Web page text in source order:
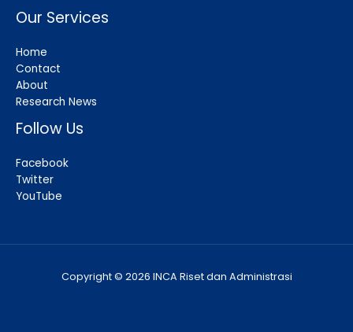
Our Services
Home
Contact
About
Research News
Follow Us
Facebook
Twitter
YouTube
Copyright © 2026 INCA Riset dan Administrasi